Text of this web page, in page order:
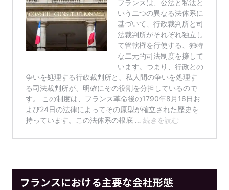
フランスにおける主要な会社形態